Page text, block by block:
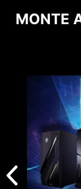
MONTE